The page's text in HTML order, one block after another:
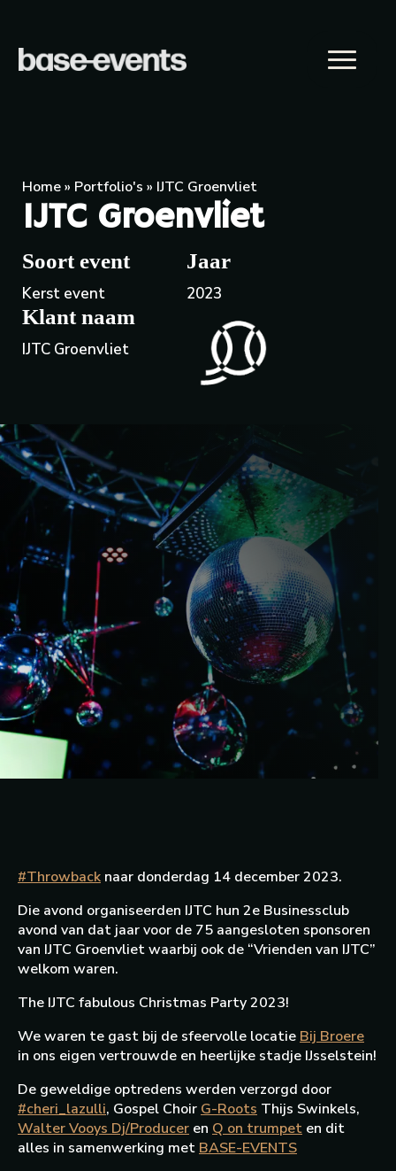
Home» Portfolio's » IJTC Groenvliet
IJTC Groenvliet
Soort event
Kerst event
Jaar
2023
Klant naam
IJTC Groenvliet
#Throwback naar donderdag 14 december 2023.
Die avond organiseerden IJTC hun 2e Businessclub
avond van dat jaar voor de 75 aangesloten sponsoren
van IJTC Groenvliet waarbij ook de “Vrienden van IJTC”
welkom waren.
The IJTC fabulous Christmas Party 2023!
We waren te gast bij de sfeervolle locatie Bij Broere
in ons eigen vertrouwde en heerlijke stadje IJsselstein!
De geweldige optredens werden verzorgd door
#cheri_lazulli, Gospel Choir G-Roots Thijs Swinkels,
Walter Vooys Dj/Producer en Q on trumpet en dit
alles in samenwerking met BASE-EVENTS